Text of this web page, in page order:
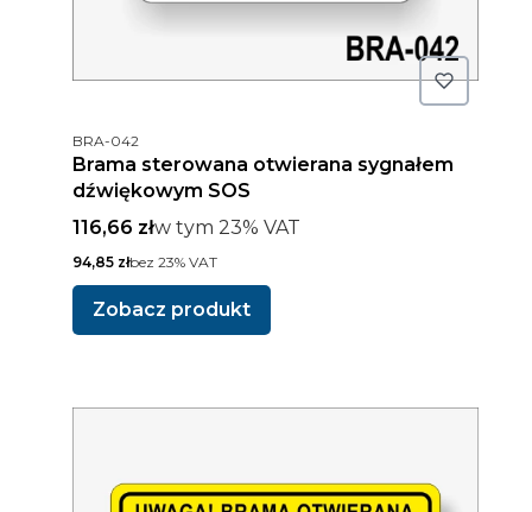
Kod produktu
BRA-042
Brama sterowana otwierana sygnałem
dźwiękowym SOS
Cena brutto
116,66 złw tym %s VAT
w tym 23% VAT
Cena netto
94,85 złbez 23% VAT
Zobacz produkt